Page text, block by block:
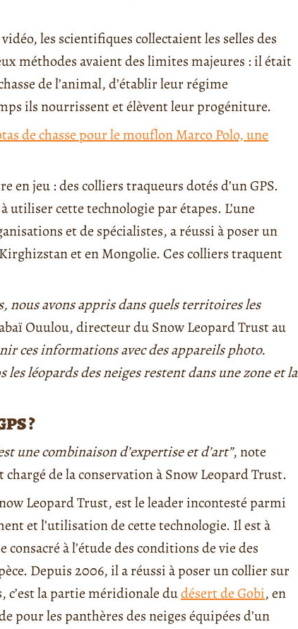
les scientifiques collectaient les selles des
méthodes avaient des limites majeures : il était
de l’animal, d’établir leur régime
ils nourrissent et élèvent leur progéniture.
de chasse pour le mouflon Marco Polo, une
en jeu : des colliers traqueurs dotés d’un GPS.
utiliser cette technologie par étapes. L’une
et de spécialistes, a réussi à poser un
et en Mongolie. Ces colliers traquent
nous avons appris dans quels territoires les
Ouulou, directeur du Snow Leopard Trust au
ces informations avec des appareils photo.
léopards des neiges restent dans une zone et la
?
une combinaison d’expertise et d’art”, note
de la conservation à Snow Leopard Trust.
Leopard Trust, est le leader incontesté parmi
et l’utilisation de cette technologie. Il est à
à l’étude des conditions de vie des
Depuis 2006, il a réussi à poser un collier sur
c’est la partie méridionale dudésert de Gobi, en
les panthères des neiges équipées d’un